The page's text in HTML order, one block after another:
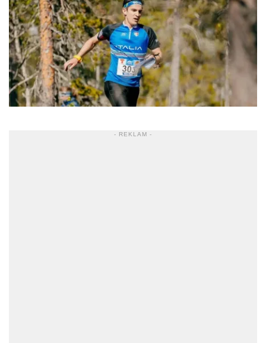
- REKLAM -